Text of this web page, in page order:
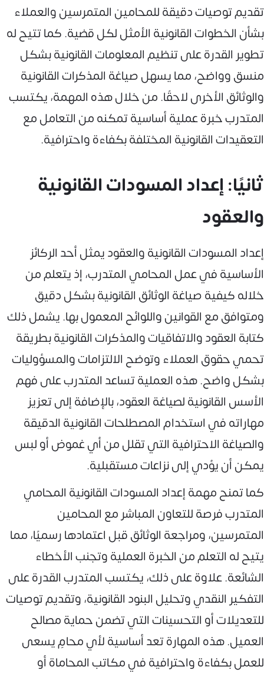
تقديم توصيات دقيقة للمحامين المتمرسين والعملاء
بشأن الخطوات القانونية الأمثل لكل قضية. كما تتيح له
تطوير القدرة على تنظيم المعلومات القانونية بشكل
منسق وواضح، مما يسهل صياغة المذكرات القانونية
والوثائق الأخرى لاحقًا. من خلال هذه المهمة، يكتسب
المتدرب خبرة عملية أساسية تمكنه من التعامل مع
التعقيدات القانونية المختلفة بكفاءة واحترافية.
ثانيًا: إعداد المسودات القانونية
والعقود
إعداد المسودات القانونية والعقود يمثل أحد الركائز
الأساسية في عمل المحامي المتدرب، إذ يتعلم من
خلاله كيفية صياغة الوثائق القانونية بشكل دقيق
ومتوافق مع القوانين واللوائح المعمول بها. يشمل ذلك
كتابة العقود والاتفاقيات والمذكرات القانونية بطريقة
تحمي حقوق العملاء وتوضح الالتزامات والمسؤوليات
بشكل واضح. هذه العملية تساعد المتدرب على فهم
الأسس القانونية لصياغة العقود، بالإضافة إلى تعزيز
مهاراته في استخدام المصطلحات القانونية الدقيقة
والصياغة الاحترافية التي تقلل من أي غموض أو لبس
يمكن أن يؤدي إلى نزاعات مستقبلية.
كما تمنح مهمة إعداد المسودات القانونية المحامي
المتدرب فرصة للتعاون المباشر مع المحامين
المتمرسين، ومراجعة الوثائق قبل اعتمادها رسميًا، مما
يتيح له التعلم من الخبرة العملية وتجنب الأخطاء
الشائعة. علاوة على ذلك، يكتسب المتدرب القدرة على
التفكير النقدي وتحليل البنود القانونية، وتقديم توصيات
للتعديلات أو التحسينات التي تضمن حماية مصالح
العميل. هذه المهارة تعد أساسية لأي محامٍ يسعى
للعمل بكفاءة واحترافية في مكاتب المحاماة أو